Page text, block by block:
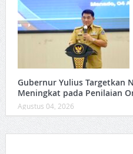
Gubernur Yulius Targetkan
Meningkat pada Penilaian
Agustus 04, 2026